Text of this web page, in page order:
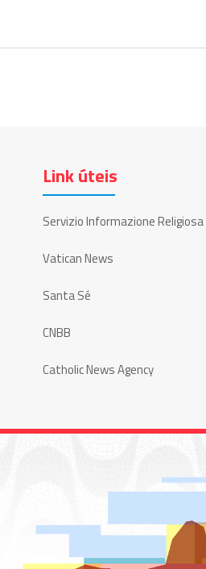
Link úteis
Servizio Informazione Religiosa
Vatican News
Santa Sé
CNBB
Catholic News Agency